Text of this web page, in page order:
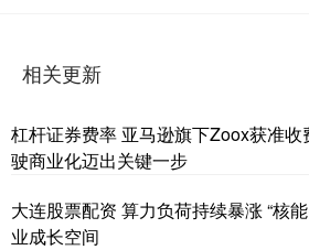
相关更新
杠杆证券费率 亚马逊旗下Zoox获准
驶商业化迈出关键一步
大连股票配资 算力负荷持续暴涨 “核
业成长空间